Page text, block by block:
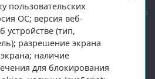
ответственностью «Агентство
средств массовой
от 09.11.2018 выдано Федеральной
информационных технологий
пользовательских
ОС; версия веб-
устройстве (тип,
разрешение экрана
наличие
для блокирования